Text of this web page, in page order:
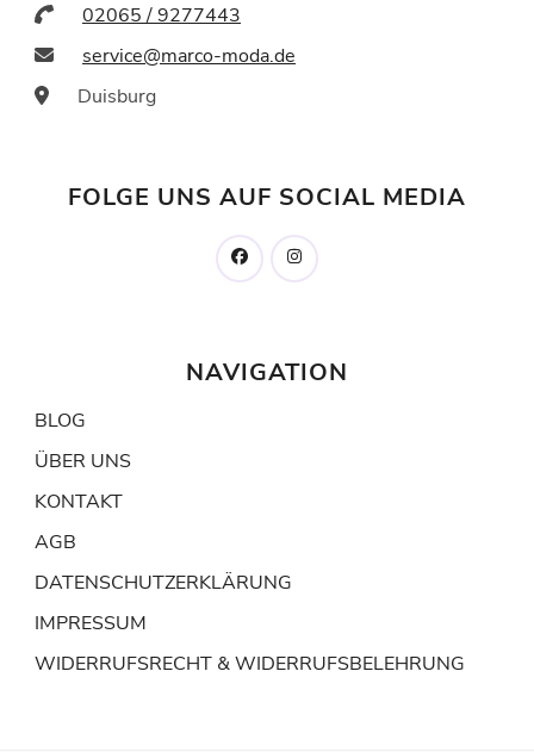
02065 / 9277443
service@marco-moda.de
Duisburg
FOLGE UNS AUF SOCIAL MEDIA
NAVIGATION
BLOG
ÜBER UNS
KONTAKT
AGB
DATENSCHUTZERKLÄRUNG
IMPRESSUM
WIDERRUFSRECHT & WIDERRUFSBELEHRUNG